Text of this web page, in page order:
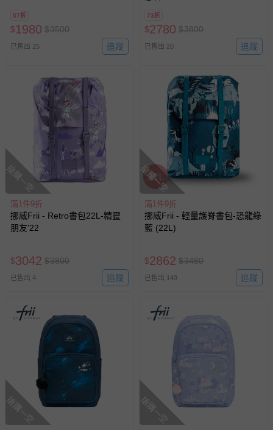
57折
$1980 $3500
已售出 25 追蹤
73折
$2780 $3800
已售出 20 追蹤
搶購一空
滿1件9折
挪威Frii - Retro書包22L-精靈
朋友'22
$3042 $3800
已售出 4 追蹤
搶購一空
滿1件9折
挪威Frii - 輕量護脊書包-恐龍綠
藍 (22L)
$2862 $3480
已售出 149 追蹤
搶購一空 搶購一空